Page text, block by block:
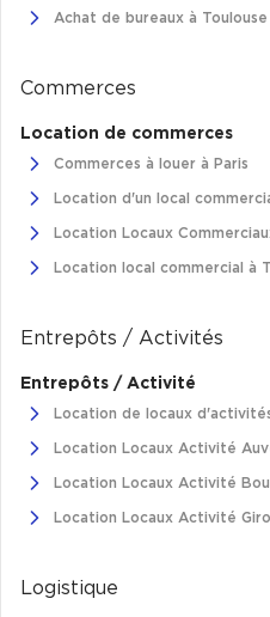
Achat de bureaux à
Commerces
Location de commerces
Commerces à louer à Paris
Location d'un local
Location Locaux
Location local commercial à
Entrepôts / Activités
Entrepôts / Activité
Location de locaux
Location Locaux Activité
Location Locaux Activité
Location Locaux Activité
Logistique